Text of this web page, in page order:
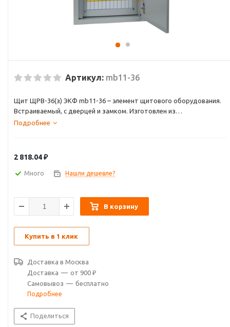
Артикул: mb11-36
Щит ЩРВ-36(з) ЭКФ mb11-36 – элемент щитового оборудования.
Встраиваемый, с дверцей и замком. Изготовлен из
металлического сплава, серого цвета. Размеры: 520 х 340 х 120 мм.
Подробнее
2 818.04₽
Много Нашли дешевле?
В корзину
Купить в 1 клик
Доставка в Москва
Доставка — от 900 ₽
Самовывоз — бесплатно
Подробнее
Поделиться